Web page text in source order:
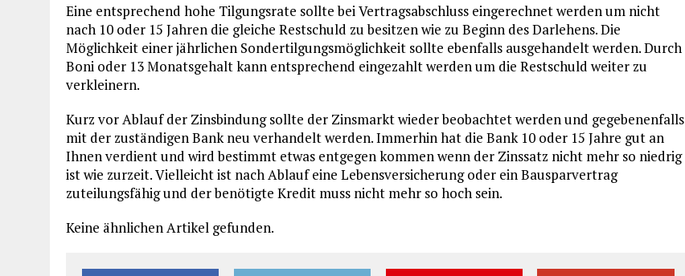
Eine entsprechend hohe Tilgungsrate sollte bei Vertragsabschluss eingerechnet werden um nicht
nach 10 oder 15 Jahren die gleiche Restschuld zu besitzen wie zu Beginn des Darlehens. Die
Möglichkeit einer jährlichen Sondertilgungsmöglichkeit sollte ebenfalls ausgehandelt werden. Durch
Boni oder 13 Monatsgehalt kann entsprechend eingezahlt werden um die Restschuld weiter zu
verkleinern.
Kurz vor Ablauf der Zinsbindung sollte der Zinsmarkt wieder beobachtet werden und gegebenenfalls
mit der zuständigen Bank neu verhandelt werden. Immerhin hat die Bank 10 oder 15 Jahre gut an
Ihnen verdient und wird bestimmt etwas entgegen kommen wenn der Zinssatz nicht mehr so niedrig
ist wie zurzeit. Vielleicht ist nach Ablauf eine Lebensversicherung oder ein Bausparvertrag
zuteilungsfähig und der benötigte Kredit muss nicht mehr so hoch sein.
Keine ähnlichen Artikel gefunden.